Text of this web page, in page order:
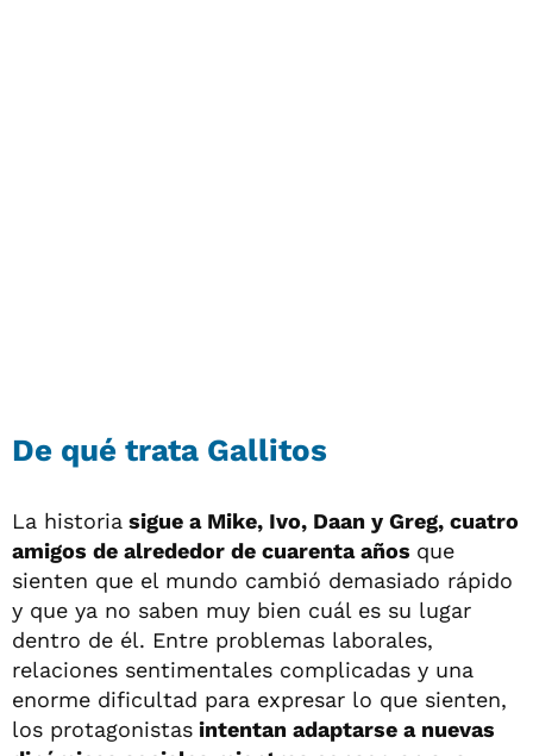
De qué trata Gallitos
La historia sigue a Mike, Ivo, Daan y Greg, cuatro
amigos de alrededor de cuarenta años que
sienten que el mundo cambió demasiado rápido
y que ya no saben muy bien cuál es su lugar
dentro de él. Entre problemas laborales,
relaciones sentimentales complicadas y una
enorme dificultad para expresar lo que sienten,
los protagonistas intentan adaptarse a nuevas